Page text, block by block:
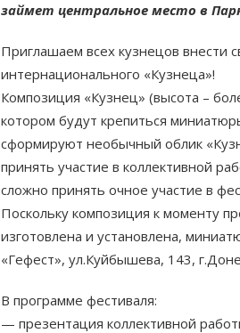
займет центральное место в
Приглашаем всех кузнецов внести
интернационального «Кузнеца»!
Композиция «Кузнец» (высота –
котором будут крепиться
сформируют необычный облик
принять участие в коллективной
сложно принять очное участие в
Поскольку композиция к моменту
изготовлена и установлена,
«Гефест», ул.Куйбышева, 143,
В программе фестиваля:
— презентация коллективной